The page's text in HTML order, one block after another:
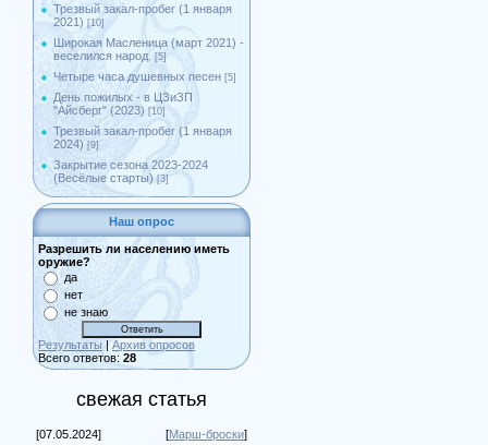
Трезвый закал-пробег (1 января
2021) [10]
Широкая Масленица (март 2021) -
веселился народ.
[5]
Четыре часа душевных песен [5]
День пожилых - в ЦЗиЗП
"Айсберг" (2023) [10]
Трезвый закал-пробег (1 января
2024) [9]
Закрытие сезона 2023-2024
(Весёлые старты) [3]
Наш опрос
Разрешить ли населению иметь
оружие?
да
нет
не знаю
Результаты | Архив опросов
Всего ответов: 28
свежая статья
[07.05.2024] [Марш-броски]